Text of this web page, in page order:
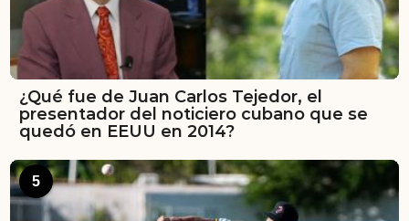
¿Qué fue de Juan Carlos Tejedor, el
presentador del noticiero cubano que se
quedó en EEUU en 2014?
5